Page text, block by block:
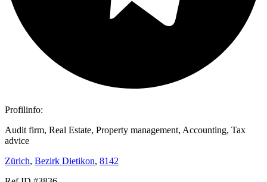
Profilinfo:
Audit firm, Real Estate, Property management, Accounting, Tax
advice
Zürich, Bezirk Dietikon, 8142